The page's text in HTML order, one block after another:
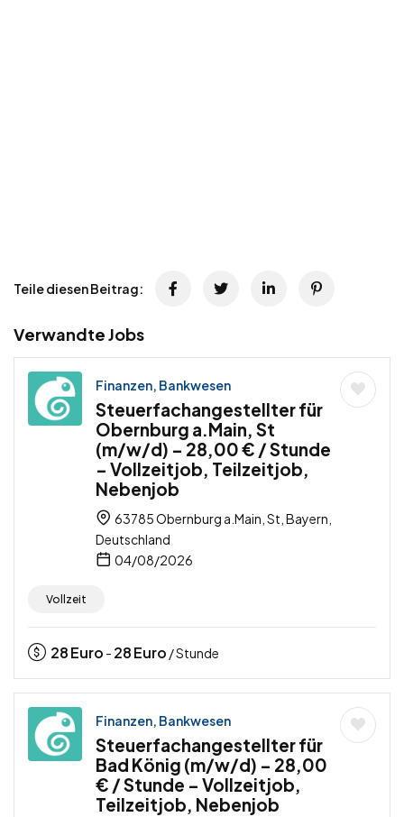
Teile diesen Beitrag:
Verwandte Jobs
Finanzen, Bankwesen
Steuerfachangestellter für
Obernburg a.Main, St
(m/w/d) – 28,00 € / Stunde
– Vollzeitjob, Teilzeitjob,
Nebenjob
63785 Obernburg a.Main, St, Bayern,
Deutschland
04/08/2026
Vollzeit
28Euro - 28Euro / Stunde
Finanzen, Bankwesen
Steuerfachangestellter für
Bad König (m/w/d) – 28,00
€ / Stunde – Vollzeitjob,
Teilzeitjob, Nebenjob